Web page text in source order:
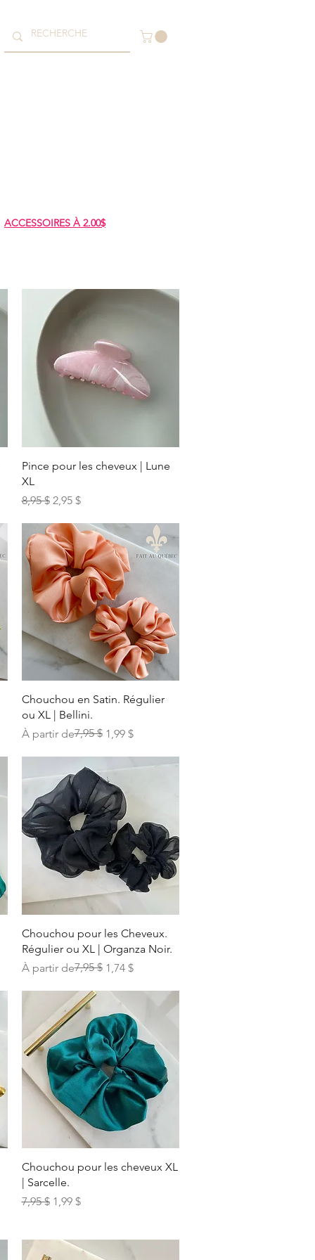
ACCESSOIRES À 2.00$
Aperçu rapide
Pince pour les cheveux | Lune
XL
Prix original
8,95 $ Prix promotionnel
2,95 $
Aperçu rapide
Chouchou en Satin. Régulier
ou XL | Bellini.
À partir de
Prix original7,95 $ 1,99 $
Prix promotionnel
Aperçu rapide
Chouchou pour les Cheveux.
Régulier ou XL | Organza Noir.
À partir de
Prix original7,95 $ 1,74 $
Prix promotionnel
Aperçu rapide
Chouchou pour les cheveux XL
| Sarcelle.
Prix original
7,95 $ Prix promotionnel
1,99 $